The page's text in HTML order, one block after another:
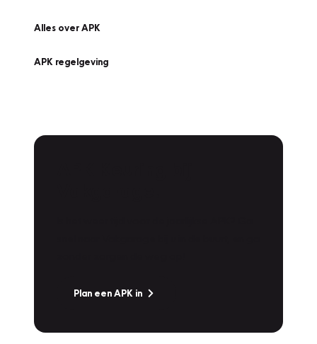
Alles over APK
APK regelgeving
Plan een APK in